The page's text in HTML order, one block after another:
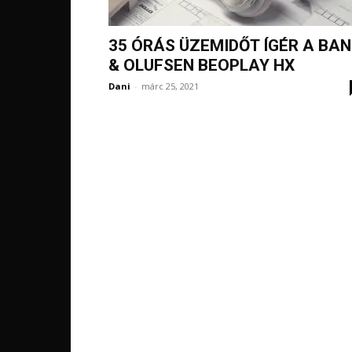
35 ÓRÁS ÜZEMIDŐT ÍGÉR A
& OLUFSEN BEOPLAY HX
Dani - márc 25, 2021